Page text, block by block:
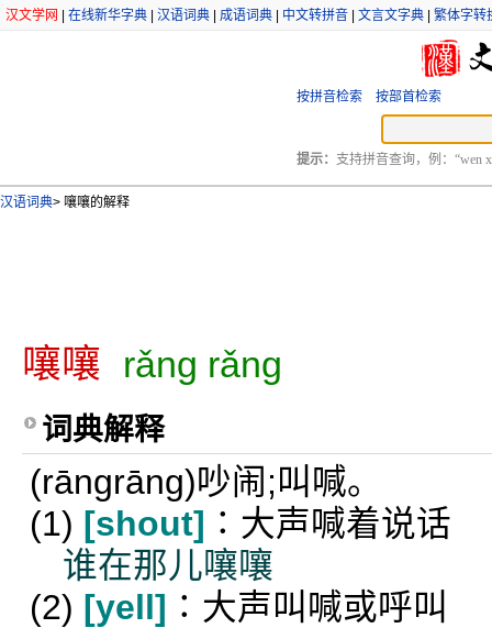
汉文学网 在线新华字典 汉语词典 成语词典 中文转拼音 文言文字典 繁体字转
按拼音检索 按部首检索
提示： 支持拼音查询，例：“wen
汉语词典> 嚷嚷的解释
嚷嚷 rǎng rǎng
词典解释
(rāngrāng)吵闹;叫喊。
(1) [shout] ∶大声喊着说话
谁在那儿嚷嚷
(2) [yell] ∶大声叫喊或呼叫